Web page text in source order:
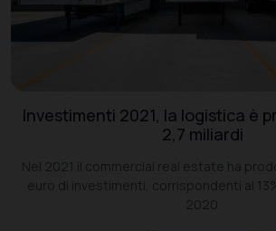
Investimenti 2021, la logistica è
2,7 miliardi
Nel 2021 il commercial real estate ha
euro di investimenti, corrispondenti al
2020.